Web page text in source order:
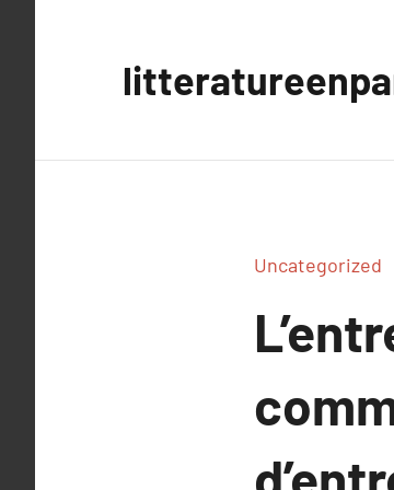
Uncategorized